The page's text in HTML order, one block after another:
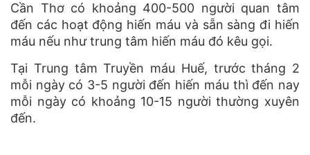
Cần Thơ có khoảng 400-500 người quan tâm
đến các hoạt động hiến máu và sẵn sàng đi hiến
máu nếu như trung tâm hiến máu đó kêu gọi.
Tại Trung tâm Truyền máu Huế, trước tháng 2
mỗi ngày có 3-5 người đến hiến máu thì đến nay
mỗi ngày có khoảng 10-15 người thường xuyên
đến.